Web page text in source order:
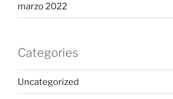
marzo 2022
Categories
Uncategorized